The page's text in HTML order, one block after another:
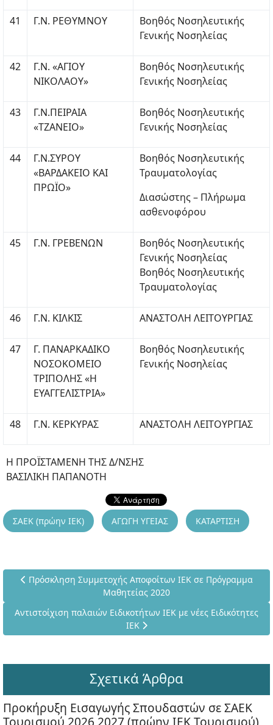
41 Γ.Ν. ΡΕΘΥΜΝΟΥ
Βοηθός Νοσηλευτικής
Γενικής Νοσηλείας
42
Γ.Ν. «ΑΓΙΟΥ
ΝΙΚΟΛΑΟΥ»
Βοηθός Νοσηλευτικής
Γενικής Νοσηλείας
43
Γ.Ν.ΠΕΙΡΑΙΑ
«ΤΖΑΝΕΙΟ»
Βοηθός Νοσηλευτικής
Γενικής Νοσηλείας
44
Γ.Ν.ΣΥΡΟΥ
«ΒΑΡΔΑΚΕΙΟ ΚΑΙ
ΠΡΩΪΟ»
Βοηθός Νοσηλευτικής
Τραυματολογίας
Διασώστης – Πλήρωμα
ασθενοφόρου
45 Γ.Ν. ΓΡΕΒΕΝΩΝ
Βοηθός Νοσηλευτικής
Γενικής Νοσηλείας
Βοηθός Νοσηλευτικής
Τραυματολογίας
46 Γ.Ν. ΚΙΛΚΙΣ ΑΝΑΣΤΟΛΗ ΛΕΙΤΟΥΡΓΙΑΣ
47
Γ. ΠΑΝΑΡΚΑΔΙΚΟ
ΝΟΣΟΚΟΜΕΙΟ
ΤΡΙΠΟΛΗΣ «Η
ΕΥΑΓΓΕΛΙΣΤΡΙΑ»
Βοηθός Νοσηλευτικής
Γενικής Νοσηλείας
48 Γ.Ν. ΚΕΡΚΥΡΑΣ ΑΝΑΣΤΟΛΗ ΛΕΙΤΟΥΡΓΙΑΣ
Η ΠΡΟΪΣΤΑΜΕΝΗ ΤΗΣ Δ/ΝΣΗΣ
ΒΑΣΙΛΙΚΗ ΠΑΠΑΝΟΤΗ
ΣΑΕΚ (πρώην ΙΕΚ) ΑΓΩΓΗ ΥΓΕΙΑΣ ΚΑΤΑΡΤΙΣΗ
Προηγούμενο άρθρο: Πρόσκληση Συμμετοχής Αποφοίτων
Πρόσκληση Συμμετοχής Αποφοίτων ΙΕΚ σε Πρόγραμμα
Μαθητείας 2020
Επόμενο άρθρο: Αντιστοίχιση παλαιών Ειδικοτήτων ΙΕΚ με
Αντιστοίχιση παλαιών Ειδικοτήτων ΙΕΚ με νέες Ειδικότητες
ΙΕΚ
Σχετικά Άρθρα
Προκήρυξη Εισαγωγής Σπουδαστών σε ΣΑΕΚ
Τουρισμού 2026 2027 (πρώην ΙΕΚ Τουρισμού)